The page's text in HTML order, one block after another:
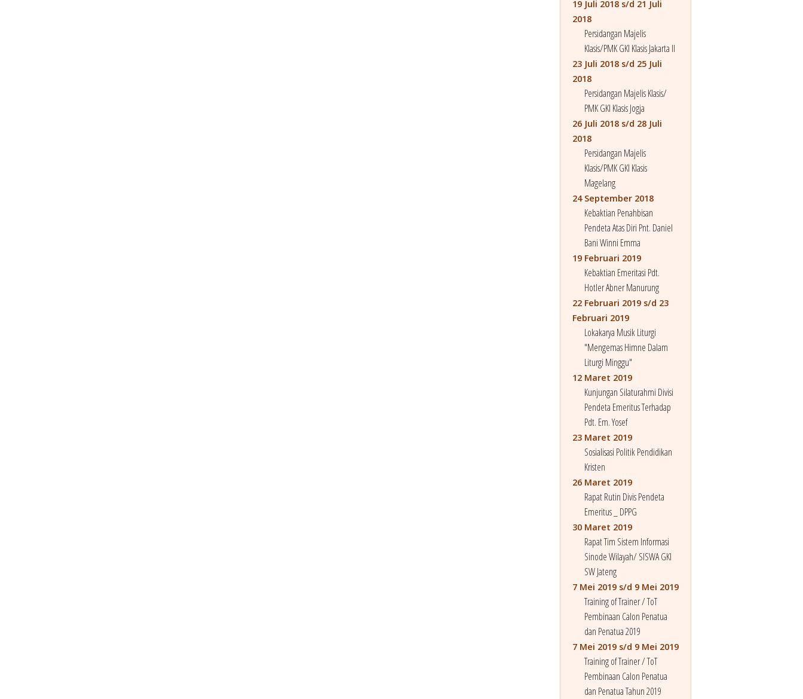
19 Juli 2018 s/d 21 Juli
2018
Persidangan Majelis
Klasis/PMK GKI Klasis Jakarta II
23 Juli 2018 s/d 25 Juli
2018
Persidangan Majelis Klasis/
PMK GKI Klasis Jogja
26 Juli 2018 s/d 28 Juli
2018
Persidangan Majelis
Klasis/PMK GKI Klasis
Magelang
24 September 2018
Kebaktian Penahbisan
Pendeta Atas Diri Pnt. Daniel
Bani Winni Emma
19 Februari 2019
Kebaktian Emeritasi Pdt.
Hotler Abner Manurung
22 Februari 2019 s/d 23
Februari 2019
Lokakarya Musik Liturgi
"Mengemas Himne Dalam
Liturgi Minggu"
12 Maret 2019
Kunjungan Silaturahmi Divisi
Pendeta Emeritus Terhadap
Pdt. Em. Yosef
23 Maret 2019
Sosialisasi Politik Pendidikan
Kristen
26 Maret 2019
Rapat Rutin Divis Pendeta
Emeritus _ DPPG
30 Maret 2019
Rapat Tim Sistem Informasi
Sinode Wilayah/ SISWA GKI
SW Jateng
7 Mei 2019 s/d 9 Mei 2019
Training of Trainer / ToT
Pembinaan Calon Penatua
dan Penatua 2019
7 Mei 2019 s/d 9 Mei 2019
Training of Trainer / ToT
Pembinaan Calon Penatua
dan Penatua Tahun 2019